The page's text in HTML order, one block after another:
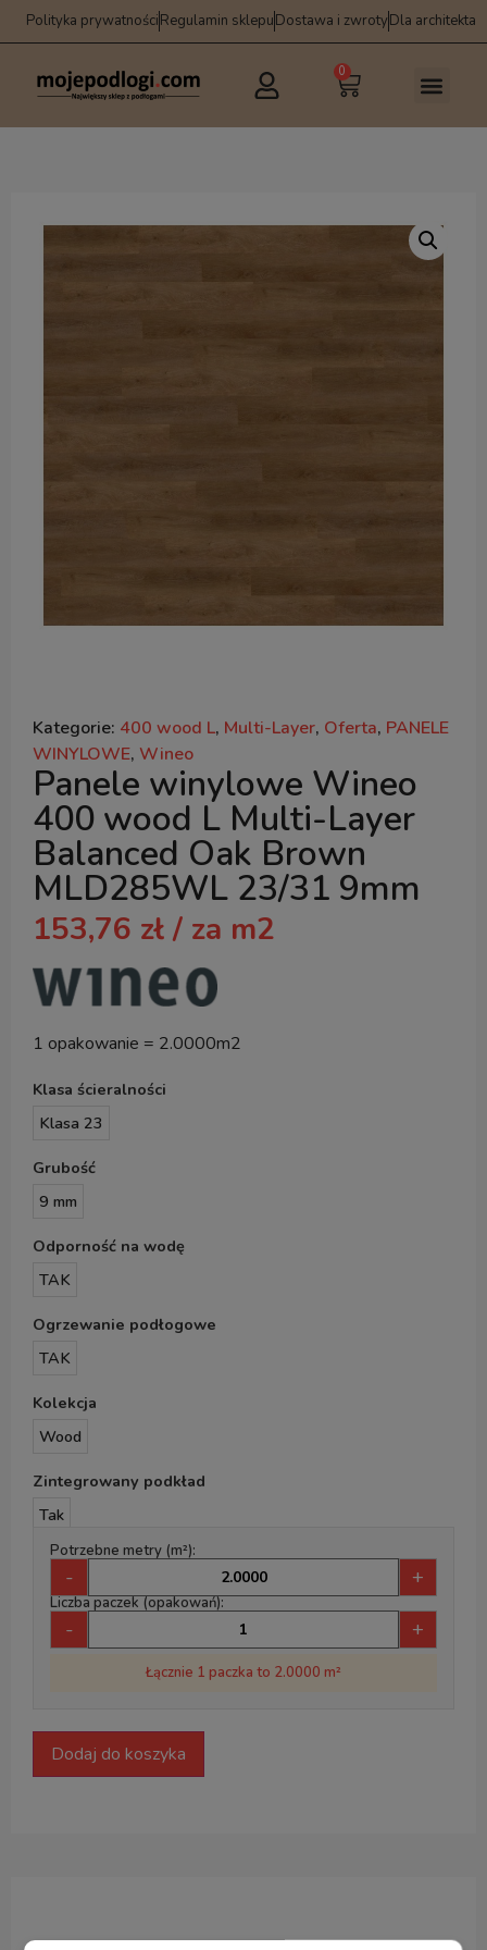
Polityka prywatnościRegulamin sklepuDostawa i zwrotyDla architekta
0
Kategorie: 400 wood L, Multi-Layer, Oferta, PANELE
WINYLOWE, Wineo
Panele winylowe Wineo
400 wood L Multi-Layer
Balanced Oak Brown
MLD285WL 23/31 9mm
153,76 zł / za m2
1 opakowanie = 2.0000m2
Klasa ścieralności
Klasa 23
Grubość
9 mm
Odporność na wodę
TAK
Ogrzewanie podłogowe
TAK
Kolekcja
Wood
Zintegrowany podkład
Tak
Potrzebne metry (m²):
- +
Liczba paczek (opakowań):
- +
Łącznie 1 paczka to 2.0000 m²
Dodaj do koszyka